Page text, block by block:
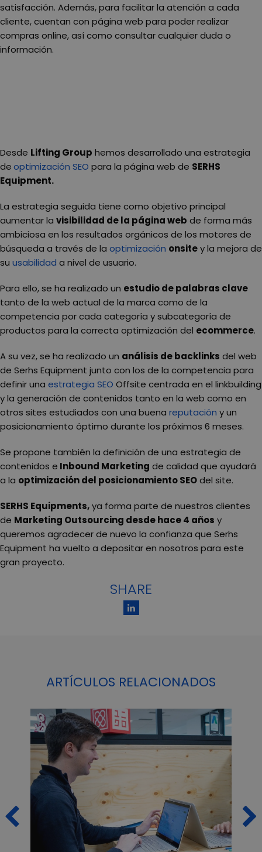
satisfacción. Además, para facilitar la atención a cada
cliente, cuentan con página web para poder realizar
compras online, así como consultar cualquier duda o
información.
Desde Lifting Group hemos desarrollado una estrategia
deoptimización SEO para la página web de SERHS
Equipment.
La estrategia seguida tiene como objetivo principal
aumentar la visibilidad de la página web de forma más
ambiciosa en los resultados orgánicos de los motores de
búsqueda a través de la optimización onsitey la mejora de
su usabilidad a nivel de usuario.
Para ello, se ha realizado un estudio de palabras clave
tanto de la web actual de la marca como de la
competencia por cada categoría y subcategoría de
productos para la correcta optimización del ecommerce.
A su vez, se ha realizado un análisis de backlinks del web
de Serhs Equipment junto con los de la competencia para
definir una estrategia SEO Offsite centrada en el linkbuilding
y la generación de contenidos tanto en la web como en
otros sites estudiados con una buena reputación y un
posicionamiento óptimo durante los próximos 6 meses.
Se propone también la definición de una estrategia de
contenidos e Inbound Marketing de calidad que ayudará
a la optimización del posicionamiento SEOdel site.
SERHS Equipments,ya forma parte de nuestros clientes
de Marketing Outsourcing desde hace 4 años y
queremos agradecer de nuevo la confianza que Serhs
Equipment ha vuelto a depositar en nosotros para este
gran proyecto.
SHARE
ARTÍCULOS RELACIONADOS